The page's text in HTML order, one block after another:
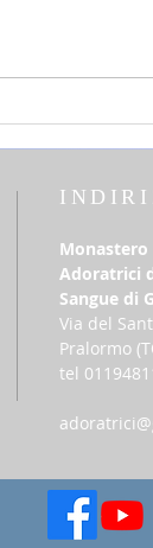
Adoratrici
Sangue di
Via del
​Pralormo
tel